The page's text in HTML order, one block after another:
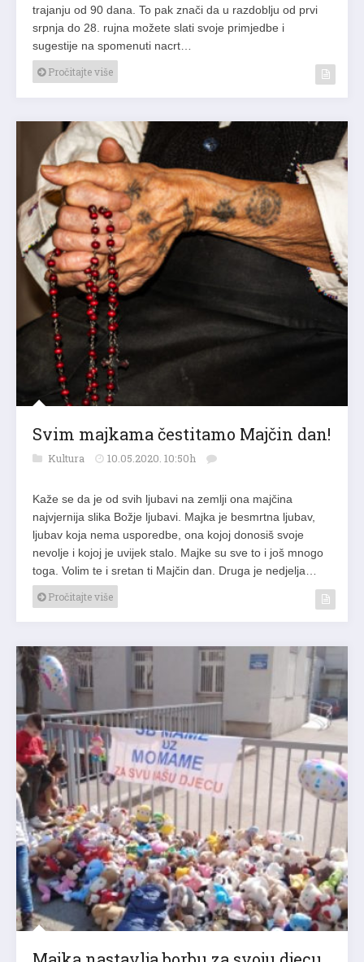
trajanju od 90 dana. To pak znači da u razdoblju od prvi
srpnja do 28. rujna možete slati svoje primjedbe i
sugestije na spomenuti nacrt…
Pročitajte više
Svim majkama čestitamo Majčin dan!
Kultura 10.05.2020. 10:50h
Kaže se da je od svih ljubavi na zemlji ona majčina
najvjernija slika Božje ljubavi. Majka je besmrtna ljubav,
ljubav koja nema usporedbe, ona kojoj donosiš svoje
nevolje i kojoj je uvijek stalo. Majke su sve to i još mnogo
toga. Volim te i sretan ti Majčin dan. Druga je nedjelja…
Pročitajte više